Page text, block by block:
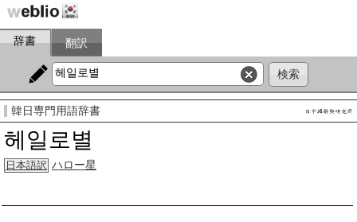
辞書 翻訳
韓日専門用語辞書
헤일로별
日本語訳 ハロー星